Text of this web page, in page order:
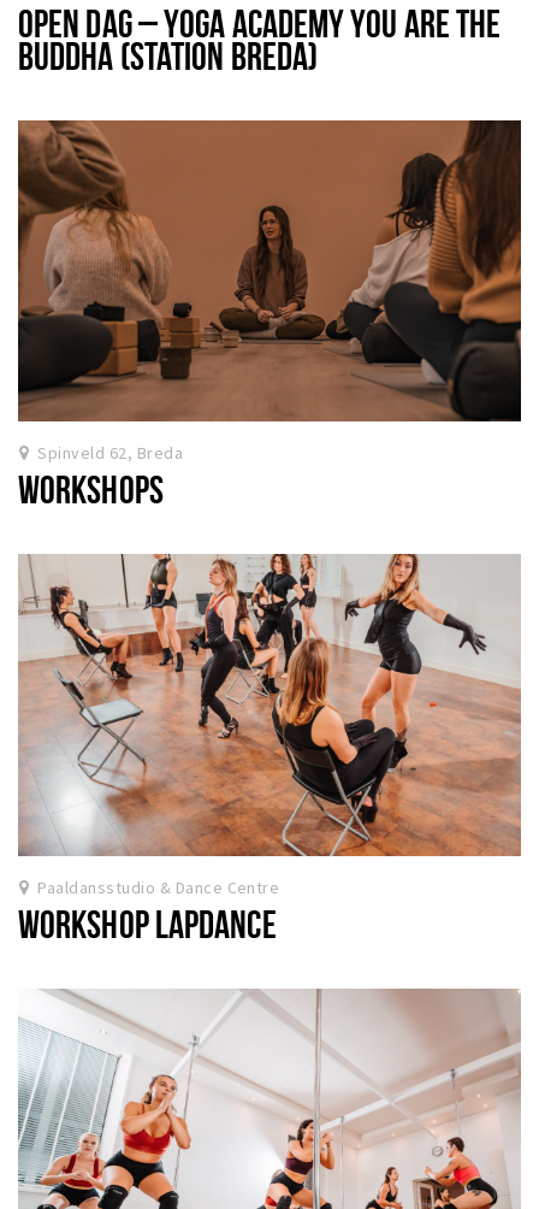
OPEN DAG – YOGA ACADEMY YOU ARE THE
BUDDHA (STATION BREDA)
Spinveld 62, Breda
WORKSHOPS
Paaldansstudio & Dance Centre
WORKSHOP LAPDANCE